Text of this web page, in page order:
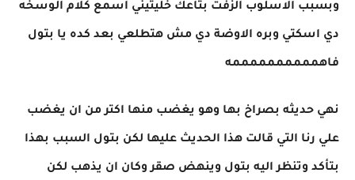
وبسبب الاسلوب الزفت بتاعك خليتيني اسمع كلام الوسخه
دي اسكتي وبره الاوضة دي مش هتطلعي بعد كده يا بتول
فاهممممممممممه
نهي حديثه بصراخ بها وهو يغضب منها اكتر من ان يغضب
علي رنا التي قالت هذا الحديث عليها لكن بتول السبب بهذا
بتأكد وتنظر اليه بتول وينهض صقر وكان ان يذهب لكن